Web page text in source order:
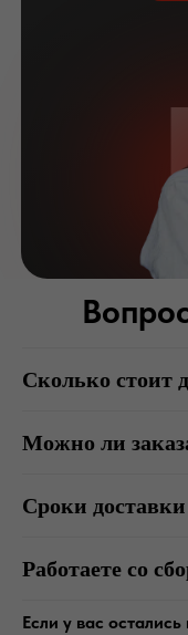
Сколько стоит
Можно ли
Сроки
Работаете со
Если у вас